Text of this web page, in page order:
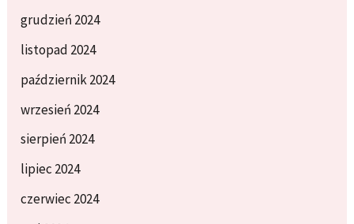
grudzień 2024
listopad 2024
październik 2024
wrzesień 2024
sierpień 2024
lipiec 2024
czerwiec 2024